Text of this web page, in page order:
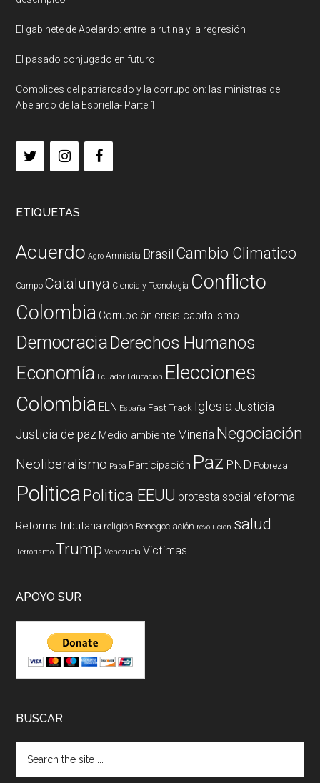
El gabinete de Abelardo: entre la rutina y la regresión
El pasado conjugado en futuro
Cómplices del patriarcado y la corrupción: las ministras de
Abelardo de la Espriella- Parte 1
ETIQUETAS
Acuerdo Agro Amnistia Brasil Cambio Climatico
Campo Catalunya Ciencia y Tecnología Conflicto
Colombia Corrupción crisis capitalismo
DemocraciaDerechos Humanos
Economía Ecuador Educación Elecciones
Colombia ELN España Fast Track Iglesia Justicia
Justicia de paz Medio ambiente Mineria Negociación
Neoliberalismo Papa Participación Paz PND Pobreza
PoliticaPolitica EEUU protesta social reforma
Reforma tributaria religión Renegociación revolucion salud
Terrorismo Trump Venezuela Victimas
APOYO SUR
BUSCAR